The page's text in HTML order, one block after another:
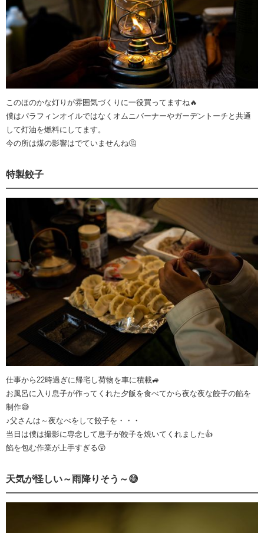
このほのかな灯りが雰囲気づくりに一役買ってますね🔥
僕はパラフィンオイルではなくオムニバーナーやガーデントーチと共通
して灯油を燃料にしてます。
今の所は煤の影響はでていませんね🤔
特製餃子
仕事から22時過ぎに帰宅し荷物を車に積載🚙
お風呂に入り息子が作ってくれた夕飯を食べてから夜な夜な餃子の餡を
制作😅
♪父さんは～夜なべをして餃子を・・・
当日は僕は撮影に専念して息子が餃子を焼いてくれました👍
餡を包む作業が上手すぎる😲
天気が怪しい～雨降りそう～😅